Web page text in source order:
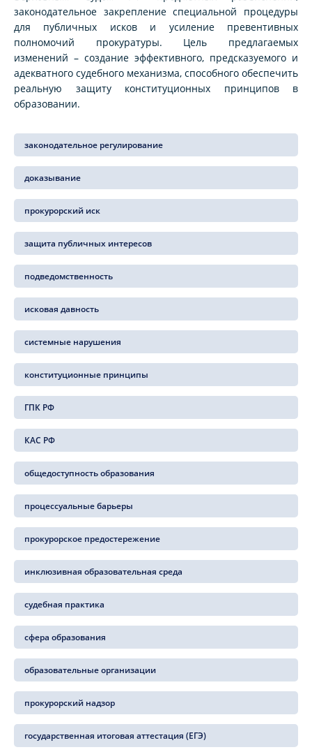
законодательное закрепление специальной процедуры
для публичных исков и усиление превентивных
полномочий прокуратуры. Цель предлагаемых
изменений – создание эффективного, предсказуемого и
адекватного судебного механизма, способного обеспечить
реальную защиту конституционных принципов в
образовании.
законодательное регулирование
доказывание
прокурорский иск
защита публичных интересов
подведомственность
исковая давность
системные нарушения
конституционные принципы
ГПК РФ
КАС РФ
общедоступность образования
процессуальные барьеры
прокурорское предостережение
инклюзивная образовательная среда
судебная практика
сфера образования
образовательные организации
прокурорский надзор
государственная итоговая аттестация (ЕГЭ)